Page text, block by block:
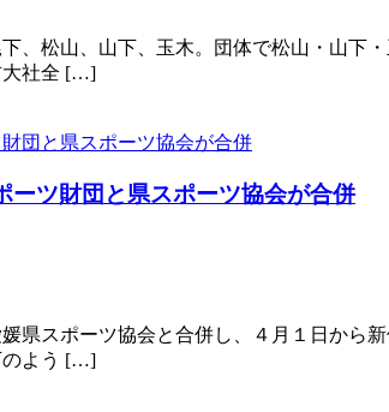
下、松山、山下、玉木。団体で松山・山
大社全 […]
ーツ財団と県スポーツ協会が合併
県スポーツ協会と合併し、４月１日から
のよう […]